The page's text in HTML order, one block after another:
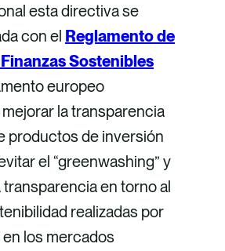
esta directiva se
con el Reglamento de
Sostenibles
europeo
la transparencia
productos de inversión
el “greenwashing” y
transparencia en torno al
realizadas por
los mercados